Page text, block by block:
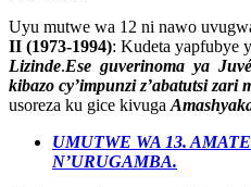
Uyu mutwe wa 12 ni nawo
II (1973-1994): Kudeta yapfubye
Lizinde.Ese guverinoma ya
kibazo cy’impunzi z’abatutsi zari
usoreza ku gice kivuga
UMUTWE WA 13.
N’URUGAMBA.